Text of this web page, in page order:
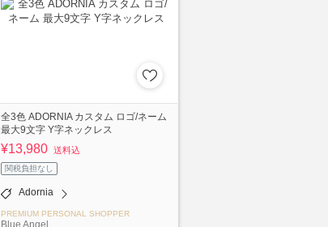
全3色 ADORNIA カスタム ロゴ/ネーム
最大9文字 Y字ネックレス
¥13,980 送料込
関税負担なし
Adornia
PREMIUM PERSONAL SHOPPER
Blue Angel